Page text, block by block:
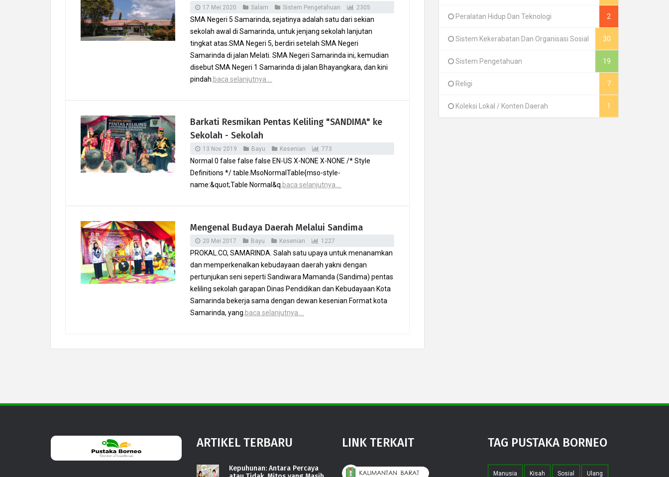
17 Mei 2020 Salam Sistem Pengetahuan 2305
SMA Negeri 5 Samarinda, sejatinya adalah satu dari sekian
sekolah awal di Samarinda, untuk jenjang sekolah lanjutan
tingkat atas.SMA Negeri 5, berdiri setelah SMA Negeri
Samarinda di jalan Melati. SMA Negeri Samarinda ini, kemudian
disebut SMA Negeri 1 Samarinda di jalan Bhayangkara, dan kini
pindah. baca selanjutnya....
Barkati Resmikan Pentas Keliling "SANDIMA" ke
Sekolah - Sekolah
13 Nov 2019 Bayu Kesenian 773
Normal 0 false false false EN-US X-NONE X-NONE /* Style
Definitions */ table.MsoNormalTable{mso-style-
name:&quot;Table Normal&q. baca selanjutnya....
Mengenal Budaya Daerah Melalui Sandima
20 Mei 2017 Bayu Kesenian 1227
PROKAL.CO, SAMARINDA. Salah satu upaya untuk menanamkan
dan memperkenalkan kebudayaan daerah yakni dengan
pertunjukan seni seperti Sandiwara Mamanda (Sandima) pentas
keliling sekolah garapan Dinas Pendidikan dan Kebudayaan Kota
Samarinda bekerja sama dengan dewan kesenian Format kota
Samarinda, yang. baca selanjutnya....
Peralatan Hidup Dan Teknologi 2
Sistem Kekerabatan Dan Organisasi Sosial 30
Sistem Pengetahuan 19
Religi 7
Koleksi Lokal / Konten Daerah 1
ARTIKEL TERBARU
Kepuhunan: Antara Percaya
LINK TERKAIT TAG PUSTAKA BORNEO
Manusia Kisah Sosial Ulang